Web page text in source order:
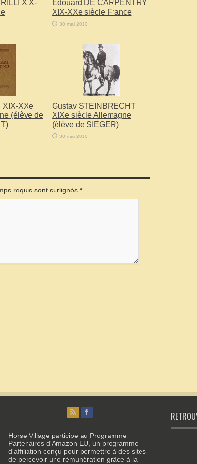
XIX-
Edouard DE CARPENTRY
XIX-XXe siècle France
30 mai 2010
XIX-XXe
(élève de
Gustav STEINBRECHT
XIXe siècle Allemagne
(élève de SIEGER)
30 mai 2010
requis sont surlignés *
Horse Village participe au Programme
Partenaires d'Amazon EU, un programme
d'affiliation conçu pour permettre à des sites
de percevoir une rémunération grâce à la